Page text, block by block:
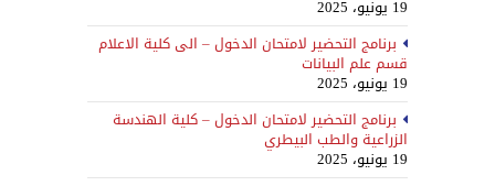
19 يونيو، 2025
برنامج التحضير لامتحان الدخول – الى كلية الاعلام
قسم علم البيانات
19 يونيو، 2025
برنامج التحضير لامتحان الدخول – كلية الهندسة
الزراعية والطب البيطري
19 يونيو، 2025